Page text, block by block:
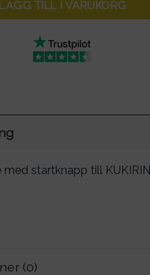
LÄGG TILL I VARUKORG
med startknapp till KUKIRIN
(0)